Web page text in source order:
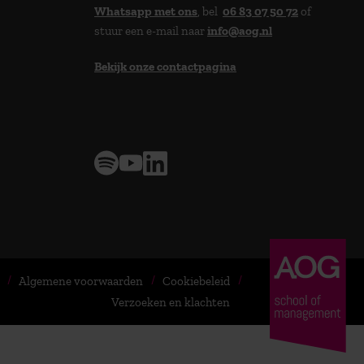
Whatsapp met ons, bel 06 83 07 50 72 of
stuur een e-mail naarinfo@aog.nl
Bekijk onze contactpagina
Algemene voorwaarden
Cookiebeleid
Verzoeken en klachten